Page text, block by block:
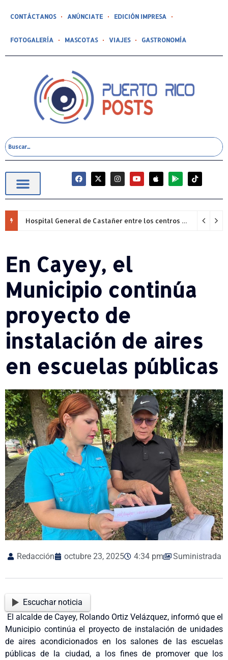
CONTÁCTANOS ANÚNCIATE EDICIÓN IMPRESA
FOTOGALERÍA MASCOTAS VIAJES GASTRONOMÍA
Hospital General de Castañer entre los centros de salud comunitarios con mejor desempeño clínico de Estados Unidos
En Cayey, el
Municipio continúa
proyecto de
instalación de aires
en escuelas públicas
Redacción octubre 23, 2025 4:34 pm Suministrada
Escuchar noticia
El alcalde de Cayey, Rolando Ortiz Velázquez, informó que el
Municipio continúa el proyecto de instalación de unidades
de aires acondicionados en los salones de las escuelas
públicas de la ciudad, a los fines de promover que los